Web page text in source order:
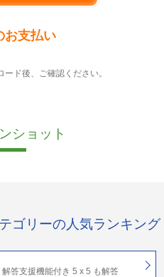
お支払い
ド後、ご確認ください。
ショット
ゴリーの人気ランキング
答支援機能付き 5 x 5 も解答